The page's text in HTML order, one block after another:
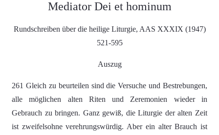
Mediator Dei et hominum
Rundschreiben über die heilige Liturgie, AAS XXXIX (1947)
521-595
Auszug
261 Gleich zu beurteilen sind die Versuche und Bestrebungen,
alle möglichen alten Riten und Zeremonien wieder in
Gebrauch zu bringen. Ganz gewiß, die Liturgie der alten Zeit
ist zweifelsohne verehrungswürdig. Aber ein alter Brauch ist